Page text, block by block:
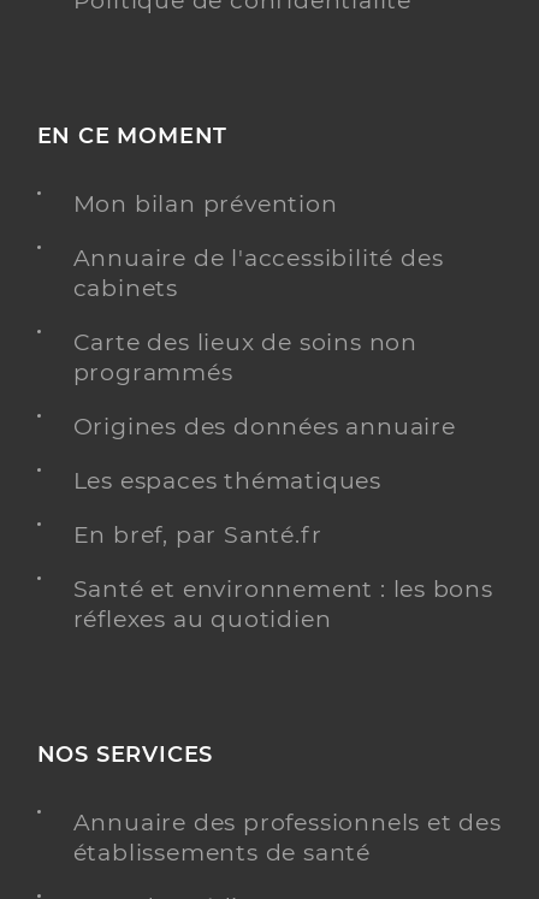
EN CE MOMENT
Mon bilan prévention
Annuaire de l'accessibilité des
cabinets
Carte des lieux de soins non
programmés
Origines des données annuaire
Les espaces thématiques
En bref, par Santé.fr
Santé et environnement : les bons
réflexes au quotidien
NOS SERVICES
Annuaire des professionnels et des
établissements de santé